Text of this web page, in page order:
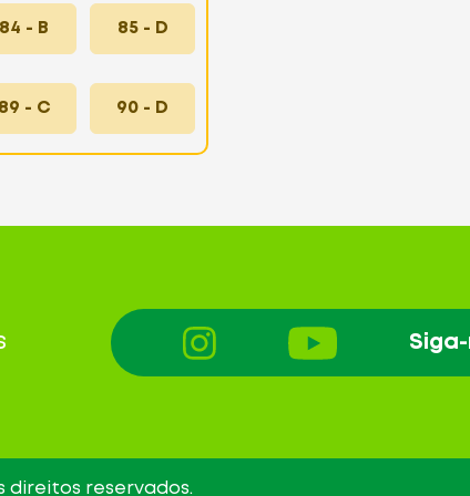
84 - B 85 - D
89 - C 90 - D
direitos reservados.